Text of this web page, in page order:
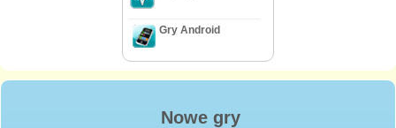
Gry Android
Nowe gry